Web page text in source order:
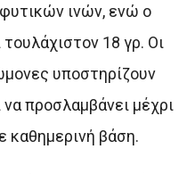
ινών, ενώ ο
18 γρ. Οι
υποστηρίζουν
προσλαμβάνει μέχρι
καθημερινή βάση.